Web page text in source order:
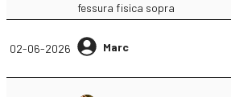
fessura fisica sopra
02-06-2026 Marc